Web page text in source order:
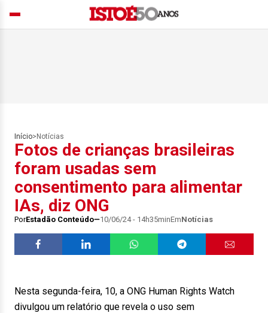
Início> Notícias
Fotos de crianças brasileiras
foram usadas sem
consentimento para alimentar
IAs, diz ONG
PorEstadão Conteúdo 10/06/24 - 14h35minEmNotícias
Nesta segunda-feira, 10, a ONG Human Rights Watch
divulgou um relatório que revela o uso sem